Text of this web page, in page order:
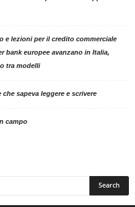
e lezioni per il credito commerciale
bank europee avanzano in Italia,
tra modelli
sapeva leggere e scrivere
campo